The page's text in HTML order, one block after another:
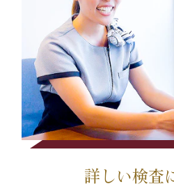
詳しい検査